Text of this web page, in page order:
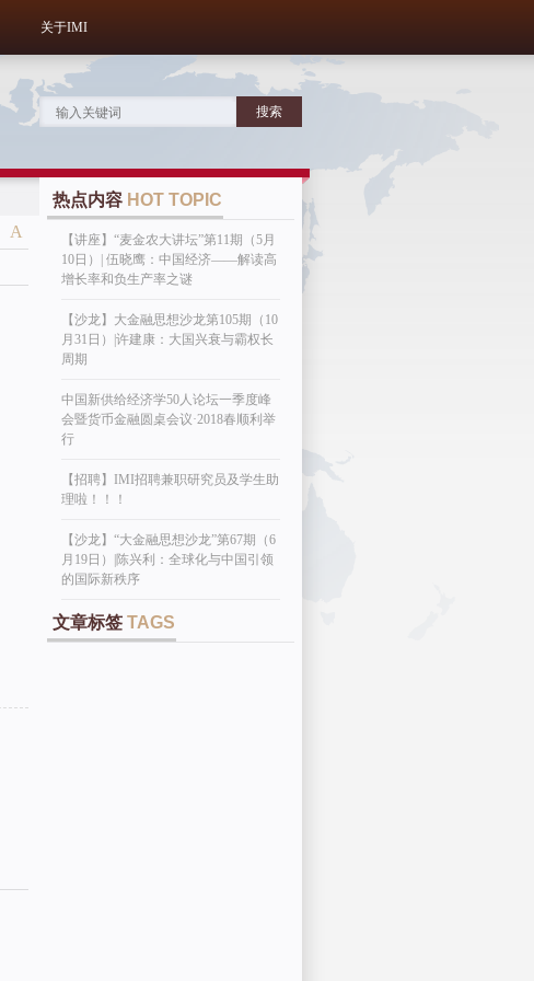
关于IMI
A
热点内容 HOT TOPIC
【讲座】“麦金农大讲坛”第11期（5月
10日）| 伍晓鹰：中国经济——解读高
增长率和负生产率之谜
【沙龙】大金融思想沙龙第105期（10
月31日）|许建康：大国兴衰与霸权长
周期
中国新供给经济学50人论坛一季度峰
会暨货币金融圆桌会议·2018春顺利举
行
【招聘】IMI招聘兼职研究员及学生助
理啦！！！
【沙龙】“大金融思想沙龙”第67期（6
月19日）|陈兴利：全球化与中国引领
的国际新秩序
文章标签 TAGS